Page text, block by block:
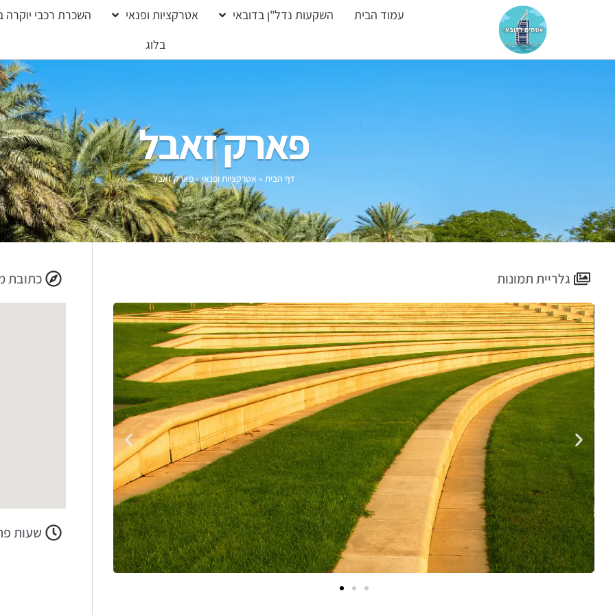
עמוד הבית השקעות נדל"ן בדובאי אטרקציות ופנאי
השכרת רכבי יוקרה
בלוג
פארק זאבל
דף הבית » אטרקציות ופנאי»פארק זאבל
גלריית תמונות כתובת
שעות